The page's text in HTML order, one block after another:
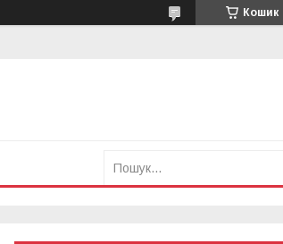
Кошик